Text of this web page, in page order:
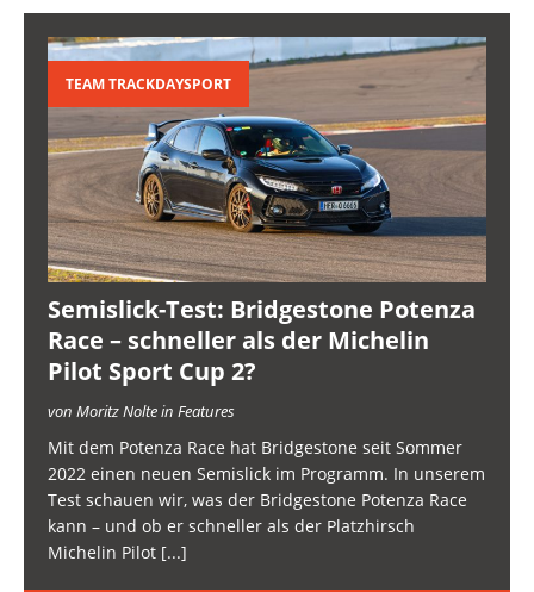
TEAM TRACKDAYSPORT
Semislick-Test: Bridgestone Potenza
Race – schneller als der Michelin
Pilot Sport Cup 2?
von Moritz Nolte in Features
Mit dem Potenza Race hat Bridgestone seit Sommer
2022 einen neuen Semislick im Programm. In unserem
Test schauen wir, was der Bridgestone Potenza Race
kann – und ob er schneller als der Platzhirsch
Michelin Pilot [...]